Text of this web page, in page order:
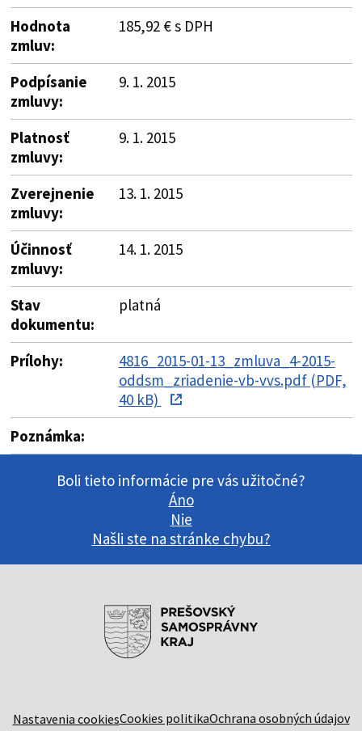
Hodnota
zmluv:
185,92 € s DPH
Podpísanie
zmluvy:
9. 1. 2015
Platnosť
zmluvy:
9. 1. 2015
Zverejnenie
zmluvy:
13. 1. 2015
Účinnosť
zmluvy:
14. 1. 2015
Stav
dokumentu:
platná
Prílohy:
4816_2015-01-13_zmluva_4-2015-
oddsm_zriadenie-vb-vvs.pdf (PDF,
40 kB)
Poznámka:
Boli tieto informácie pre vás užitočné?
Áno
Nie
Našli ste na stránke chybu?
Nastavenia cookiesCookies politikaOchrana osobných údajov